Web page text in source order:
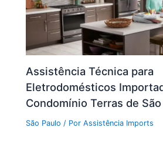
Assistência Técnica para
Eletrodomésticos
Condomínio Terras de
São Paulo / PorAssistência Imports